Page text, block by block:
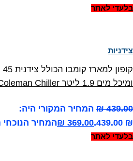
בלעדי לאתר
צידניות
ומיכל מים 1.9 ליטר Coleman Chiller
₪439.00
המחיר המקורי היה:
₪ 439.00.
₪ 369.00 המחיר הנוכחי הוא:
בלעדי לאתר